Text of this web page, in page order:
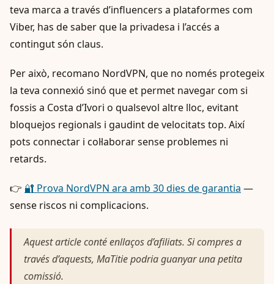
teva marca a través d’influencers a plataformes com
Viber, has de saber que la privadesa i l’accés a
contingut són claus.
Per això, recomano NordVPN, que no només protegeix
la teva connexió sinó que et permet navegar com si
fossis a Costa d’Ivori o qualsevol altre lloc, evitant
bloquejos regionals i gaudint de velocitats top. Així
pots connectar i col·laborar sense problemes ni
retards.
👉 🔐 Prova NordVPN ara amb 30 dies de garantia —
sense riscos ni complicacions.
Aquest article conté enllaços d’afiliats. Si compres a
través d’aquests, MaTitie podria guanyar una petita
comissió.